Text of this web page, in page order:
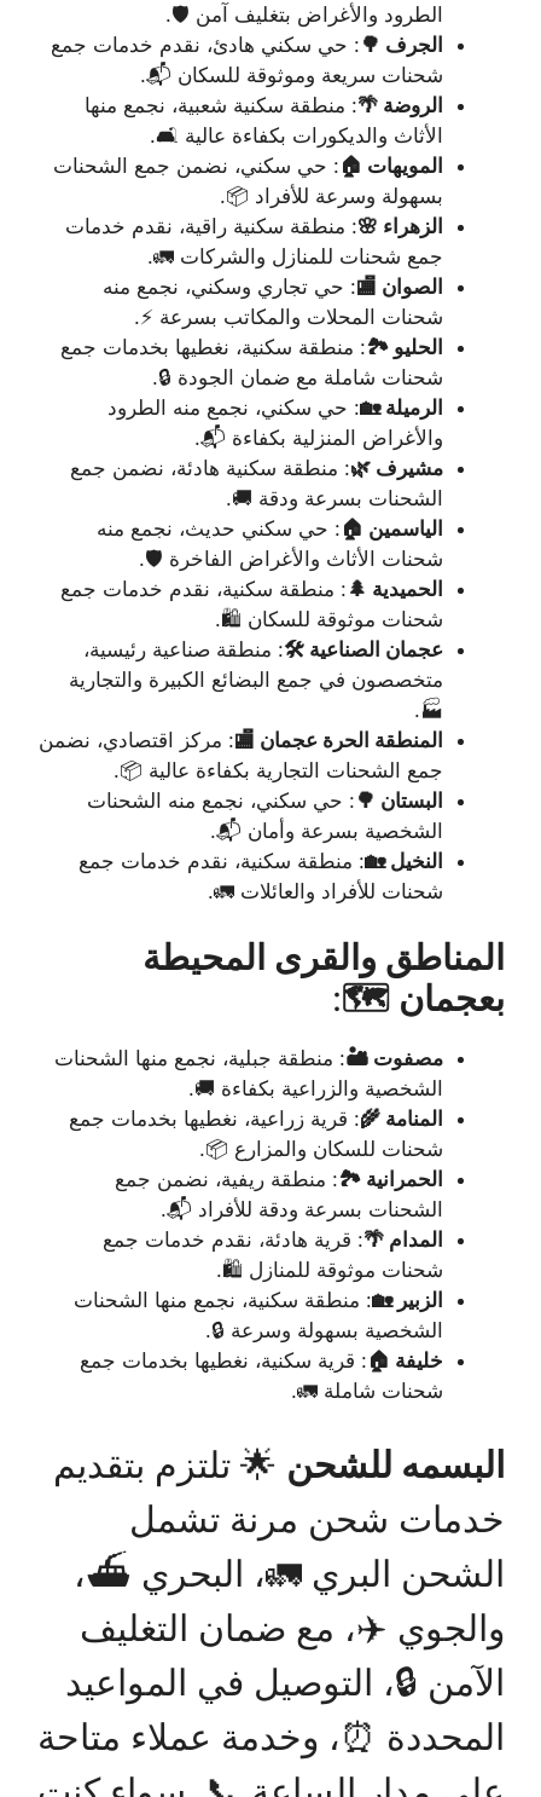
الطرود والأغراض بتغليف آمن 🛡️.
الجرف 🌳 : حي سكني هادئ، نقدم خدمات جمع
شحنات سريعة وموثوقة للسكان 📬.
الروضة 🌴: منطقة سكنية شعبية، نجمع منها
الأثاث والديكورات بكفاءة عالية 🛋️.
المويهات 🏠 : حي سكني، نضمن جمع الشحنات
بسهولة وسرعة للأفراد 📦.
الزهراء 🌸: منطقة سكنية راقية، نقدم خدمات
جمع شحنات للمنازل والشركات 🚛.
الصوان 🏬: حي تجاري وسكني، نجمع منه
شحنات المحلات والمكاتب بسرعة ⚡.
الحليو 🏞️: منطقة سكنية، نغطيها بخدمات جمع
شحنات شاملة مع ضمان الجودة 🔒.
الرميلة 🏡: حي سكني، نجمع منه الطرود
والأغراض المنزلية بكفاءة 📬.
مشيرف 🌿: منطقة سكنية هادئة، نضمن جمع
الشحنات بسرعة ودقة 🚚.
الياسمين 🏠 : حي سكني حديث، نجمع منه
شحنات الأثاث والأغراض الفاخرة 🛡️.
الحميدية 🌲 : منطقة سكنية، نقدم خدمات جمع
شحنات موثوقة للسكان 🛍️.
عجمان الصناعية 🛠️: منطقة صناعية رئيسية،
متخصصون في جمع البضائع الكبيرة والتجارية
🏭.
المنطقة الحرة عجمان 🏬: مركز اقتصادي، نضمن
جمع الشحنات التجارية بكفاءة عالية 📦.
البستان 🌳 : حي سكني، نجمع منه الشحنات
الشخصية بسرعة وأمان 📬.
النخيل 🏡: منطقة سكنية، نقدم خدمات جمع
شحنات للأفراد والعائلات 🚛.
المناطق والقرى المحيطة
بعجمان 🗺️:
مصفوت 🏜️: منطقة جبلية، نجمع منها الشحنات
الشخصية والزراعية بكفاءة 🚚.
المنامة 🌾: قرية زراعية، نغطيها بخدمات جمع
شحنات للسكان والمزارع 📦.
الحمرانية 🏞️: منطقة ريفية، نضمن جمع
الشحنات بسرعة ودقة للأفراد 📬.
المدام 🌴: قرية هادئة، نقدم خدمات جمع
شحنات موثوقة للمنازل 🛍️.
الزبير 🏡: منطقة سكنية، نجمع منها الشحنات
الشخصية بسهولة وسرعة 🔒.
خليفة 🏠 : قرية سكنية، نغطيها بخدمات جمع
شحنات شاملة 🚛.
البسمه للشحن 🌟 تلتزم بتقديم
خدمات شحن مرنة تشمل
الشحن البري 🚛، البحري ⛴️،
والجوي ✈️، مع ضمان التغليف
الآمن 🔒، التوصيل في المواعيد
المحددة ⏰، وخدمة عملاء متاحة